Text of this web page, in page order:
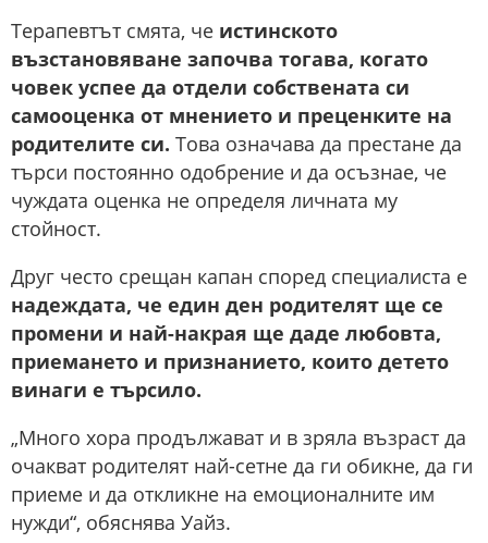
Терапевтът смята, че истинското
възстановяване започва тогава, когато
човек успее да отдели собствената си
самооценка от мнението и преценките на
родителите си. Това означава да престане да
търси постоянно одобрение и да осъзнае, че
чуждата оценка не определя личната му
стойност.
Друг често срещан капан според специалиста е
надеждата, че един ден родителят ще се
промени и най-накрая ще даде любовта,
приемането и признанието, които детето
винаги е търсило.
„Много хора продължават и в зряла възраст да
очакват родителят най-сетне да ги обикне, да ги
приеме и да откликне на емоционалните им
нужди“, обяснява Уайз.